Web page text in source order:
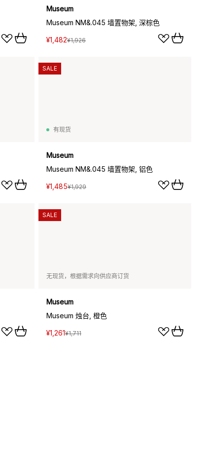
Museum
Museum NM&.045 墙置物架, 深棕色
¥1,482¥1,926
有现货
Museum
Museum NM&.045 墙置物架, 铝色
¥1,485¥1,929
SALE
无现货，根据需求向供应商订货
Museum
Museum 烛台, 橙色
¥1,261¥1,711
SALE